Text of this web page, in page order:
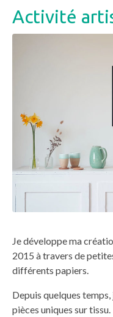
Activité
Je développe ma
2015 à travers de
différents papiers.
Depuis quelques
pièces uniques sur tissu.